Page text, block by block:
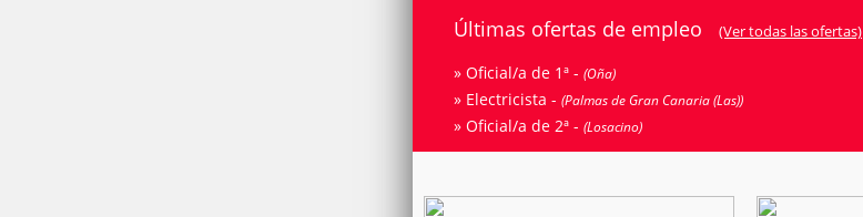
Últimas ofertas de empleo (Ver todas las ofertas)
» Oficial/a de 1ª - (Oña)
» Electricista - (Palmas de Gran Canaria (Las))
» Oficial/a de 2ª - (Losacino)